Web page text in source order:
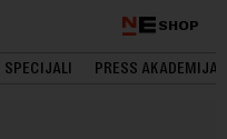
SHOP
SPECIJALI PRESS AKADEMIJA